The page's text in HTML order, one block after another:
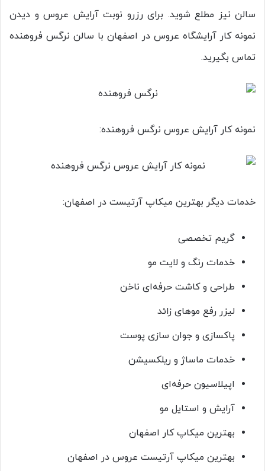
سالن نیز مطلع شوید. برای رزرو نوبت آرایش عروس و دیدن
نمونه کار آرایشگاه عروس در اصفهان با سالن نرگس فروهنده
تماس بگیرید.
نمونه کار آرایش عروس نرگس فروهنده:
خدمات دیگر بهترین میکاپ آرتیست در اصفهان:
گریم تخصصی
خدمات رنگ و لایت مو
طراحی و کاشت حرفه‌ای ناخن
لیزر رفع موهای زائد
پاکسازی و جوان‌ سازی پوست
خدمات ماساژ و ریلکسیشن
اپیلاسیون حرفه‌ای
آرایش و استایل مو
بهترین میکاپ کار اصفهان
بهترین میکاپ آرتیست عروس در اصفهان